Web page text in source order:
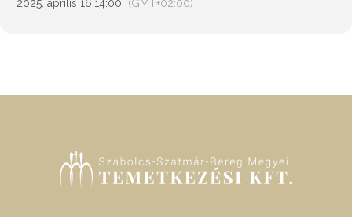
2025. április 16. 14:00 (GMT+02:00)